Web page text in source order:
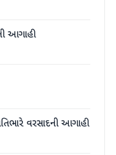
આગાહી
વરસાદની આગાહી